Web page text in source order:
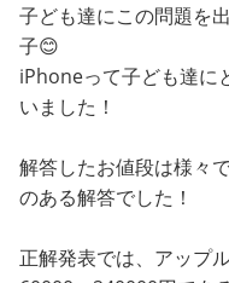
子ども達にこの問題を
子😊
iPhoneって子ども達に
いました！
解答したお値段は様々
のある解答でした！
正解発表では、アップ